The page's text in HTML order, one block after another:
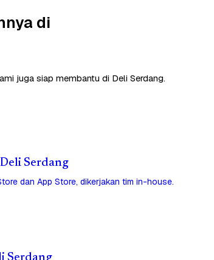
di
juga siap membantu di Deli Serdang.
Serdang
dan App Store, dikerjakan tim in-house.